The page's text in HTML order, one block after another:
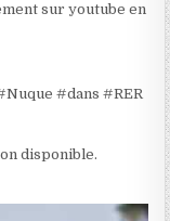
sur youtube en
#dans #RER
disponible.